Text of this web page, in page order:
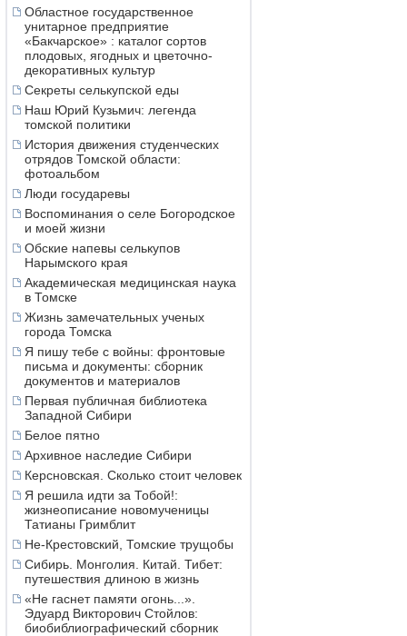
Областное государственное
унитарное предприятие
«Бакчарское» : каталог сортов
плодовых, ягодных и цветочно-
декоративных культур
Секреты селькупской еды
Наш Юрий Кузьмич: легенда
томской политики
История движения студенческих
отрядов Томской области:
фотоальбом
Люди государевы
Воспоминания о селе Богородское
и моей жизни
Обские напевы селькупов
Нарымского края
Академическая медицинская наука
в Томске
Жизнь замечательных ученых
города Томска
Я пишу тебе с войны: фронтовые
письма и документы: сборник
документов и материалов
Первая публичная библиотека
Западной Сибири
Белое пятно
Архивное наследие Сибири
Керсновская. Сколько стоит человек
Я решила идти за Тобой!:
жизнеописание новомученицы
Татианы Гримблит
Не-Крестовский, Томские трущобы
Сибирь. Монголия. Китай. Тибет:
путешествия длиною в жизнь
«Не гаснет памяти огонь...».
Эдуард Викторович Стойлов:
биобиблиографический сборник